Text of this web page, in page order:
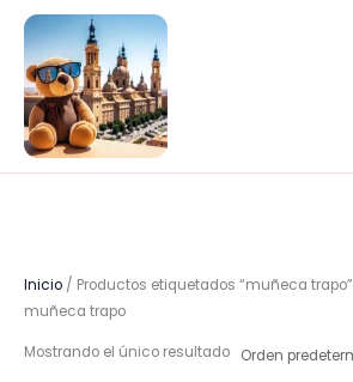
contenido
Inicio / Productos etiquetados “muñeca trapo”
muñeca trapo
Mostrando el único resultado